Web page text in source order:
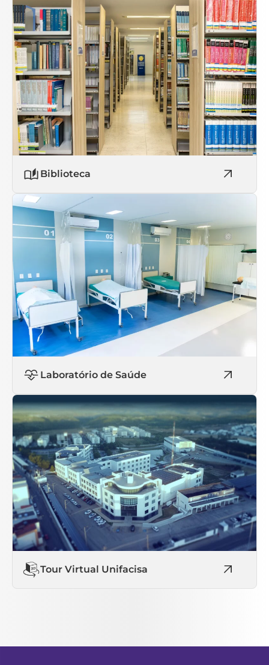
Biblioteca
Laboratório de Saúde
Tour Virtual Unifacisa